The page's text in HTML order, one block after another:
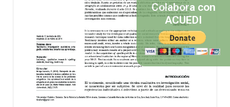
Colabora con
ACUEDI